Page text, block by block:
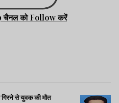
चैनल को Follow करें
से युवक की मौत